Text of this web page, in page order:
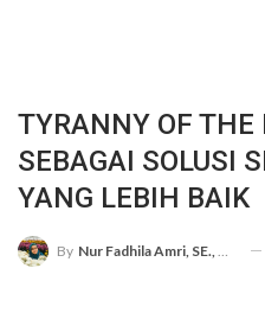
TYRANNY OF THE
SEBAGAI SOLUSI
YANG LEBIH BAIK
By Nur Fadhila Amri, SE., Ak., M.Si